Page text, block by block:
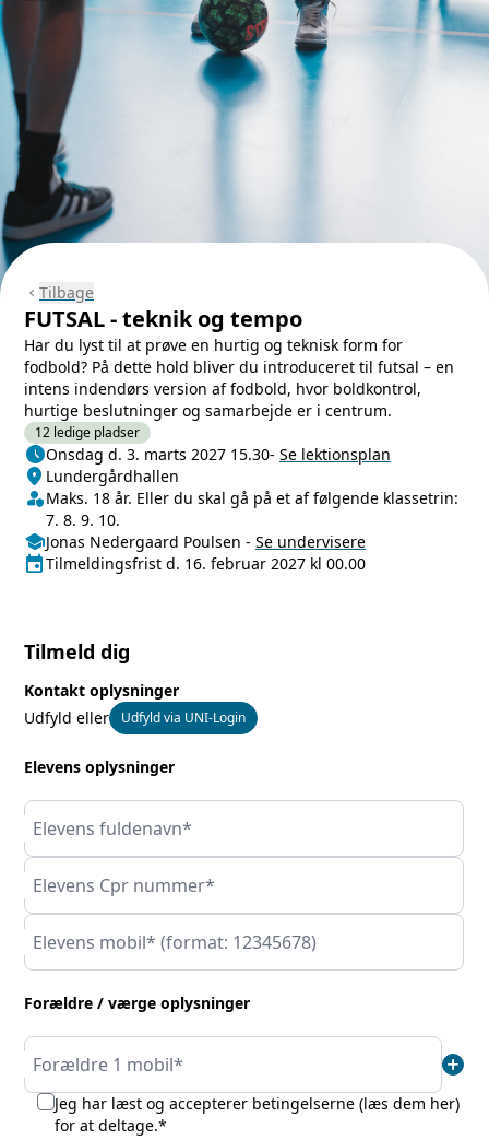
chevron_left Tilbage
FUTSAL - teknik og tempo
Har du lyst til at prøve en hurtig og teknisk form for
fodbold? På dette hold bliver du introduceret til futsal – en
intens indendørs version af fodbold, hvor boldkontrol,
hurtige beslutninger og samarbejde er i centrum.
12 ledige pladser
Næste lektion
scheduleOnsdag d. 3. marts 2027 15.30- Se lektionsplan
Sted/Adresse
location_on Lundergårdhallen
Klasse/Aldersbegrænsning
person_shieldMaks. 18 år. Eller du skal gå på et af følgende klassetrin:
7. 8. 9. 10.
Undervisere
schoolJonas Nedergaard Poulsen - Se undervisere
Tilmeldingsfrist
eventTilmeldingsfrist d. 16. februar 2027 kl 00.00
Tilmeld dig
Kontakt oplysninger
Udfyld eller
Udfyld via UNI-Login
Elevens oplysninger
Elevens fuldenavn*
Elevens Cpr nummer*
Elevens mobil* (format: 12345678)
Forældre / værge oplysninger
Forældre 1 mobil* add
Jeg har læst og accepterer betingelserne (læs dem her)
for at deltage.*